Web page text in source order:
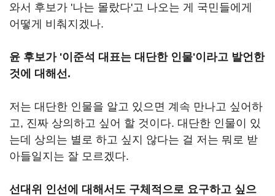
와서 후보가 '나는 몰랐다'고 나오는 게 국민들에게
어떻게 비춰지겠나.
윤 후보가 '이준석 대표는 대단한 인물'이라고 발언한
것에 대해선.
저는 대단한 인물을 알고 있으면 계속 만나고 싶어하
고, 진짜 상의하고 싶어 할 것이다. 대단한 인물이 있
는데 상의는 별로 하고 싶지 않다는 걸 저는 뭐로 받
아들일지는 잘 모르겠다.
선대위 인선에 대해서도 구체적으로 요구하고 싶으